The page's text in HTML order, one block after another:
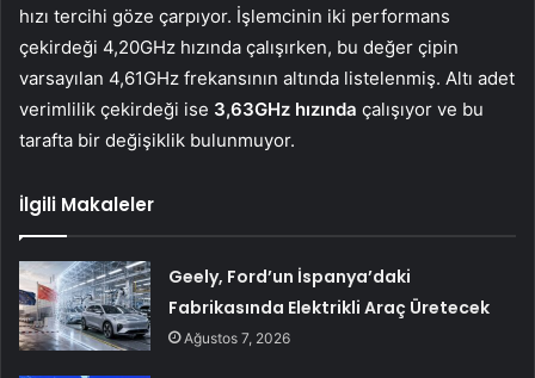
hızı tercihi göze çarpıyor. İşlemcinin iki performans
çekirdeği 4,20GHz hızında çalışırken, bu değer çipin
varsayılan 4,61GHz frekansının altında listelenmiş. Altı adet
verimlilik çekirdeği ise 3,63GHz hızında çalışıyor ve bu
tarafta bir değişiklik bulunmuyor.
İlgili Makaleler
Geely, Ford’un İspanya’daki
Fabrikasında Elektrikli Araç Üretecek
Ağustos 7, 2026